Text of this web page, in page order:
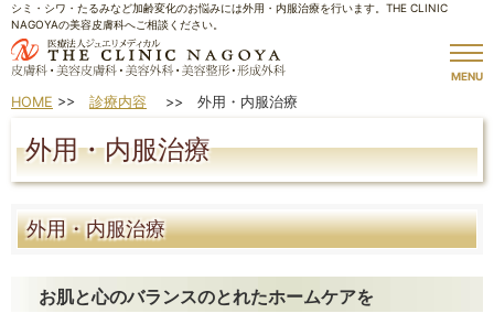
シミ・シワ・たるみなど加齢変化のお悩みには外用・内服治療を行います。THE CLINIC
NAGOYAの美容皮膚科へご相談ください。
MENU
HOME >> 診療内容 >> 外用・内服治療
外用・内服治療
外用・内服治療
お肌と心のバランスのとれたホームケアを